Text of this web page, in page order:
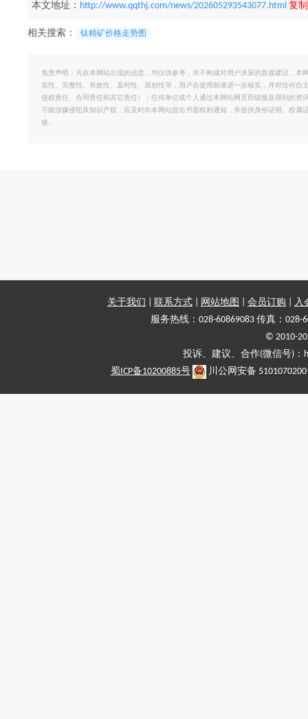
本文地址： http://www.qqthj.com/news/202605293543077.html 复
相关搜索： 钛精矿价格走势图
免责声明：凡在本网站出现的信息，均仅供参考，并不构成对用户决策的直接建议，
实性、完整性、有效性、及时性、原创性等，用户在使用前请进一步核实，并对任何
侵权责任、合同责任和其它责任）；任何单位或个人通过本网站网页而链接及得到的
可能涉嫌侵犯其知识产权，应及时向本网站提出书面权利通知，并提供身份证明、权
接。
关于我们 联系方式 网站地图 会员订购
入
服务热线：028-60869083 传真：028-
© 2010-
投诉、建议、合作(微信号)
蜀ICP备10200885号
川公网安备